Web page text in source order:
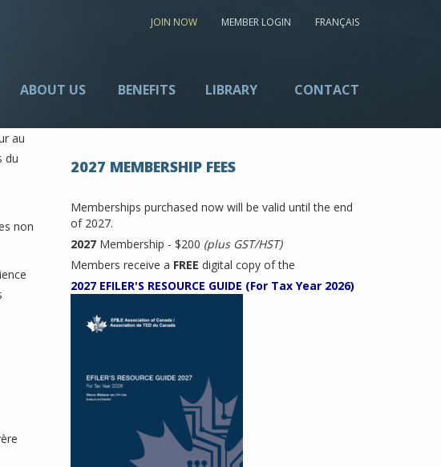
JOIN NOW MEMBER LOGIN FRANÇAIS
ABOUT US BENEFITS LIBRARY CONTACT
au
du
non
2027 MEMBERSHIP FEES
Memberships purchased now will be valid until the end
of 2027.
2027 Membership - $200 (plus GST/HST)
Members receive a FREE digital copy of the
2027 EFILER'S RESOURCE GUIDE (For Tax Year 2026)